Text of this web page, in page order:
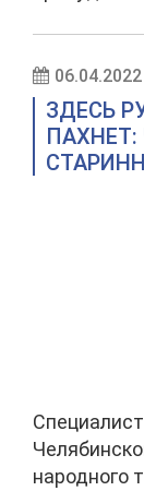
ЗДЕСЬ
ПАХНЕТ:
народного